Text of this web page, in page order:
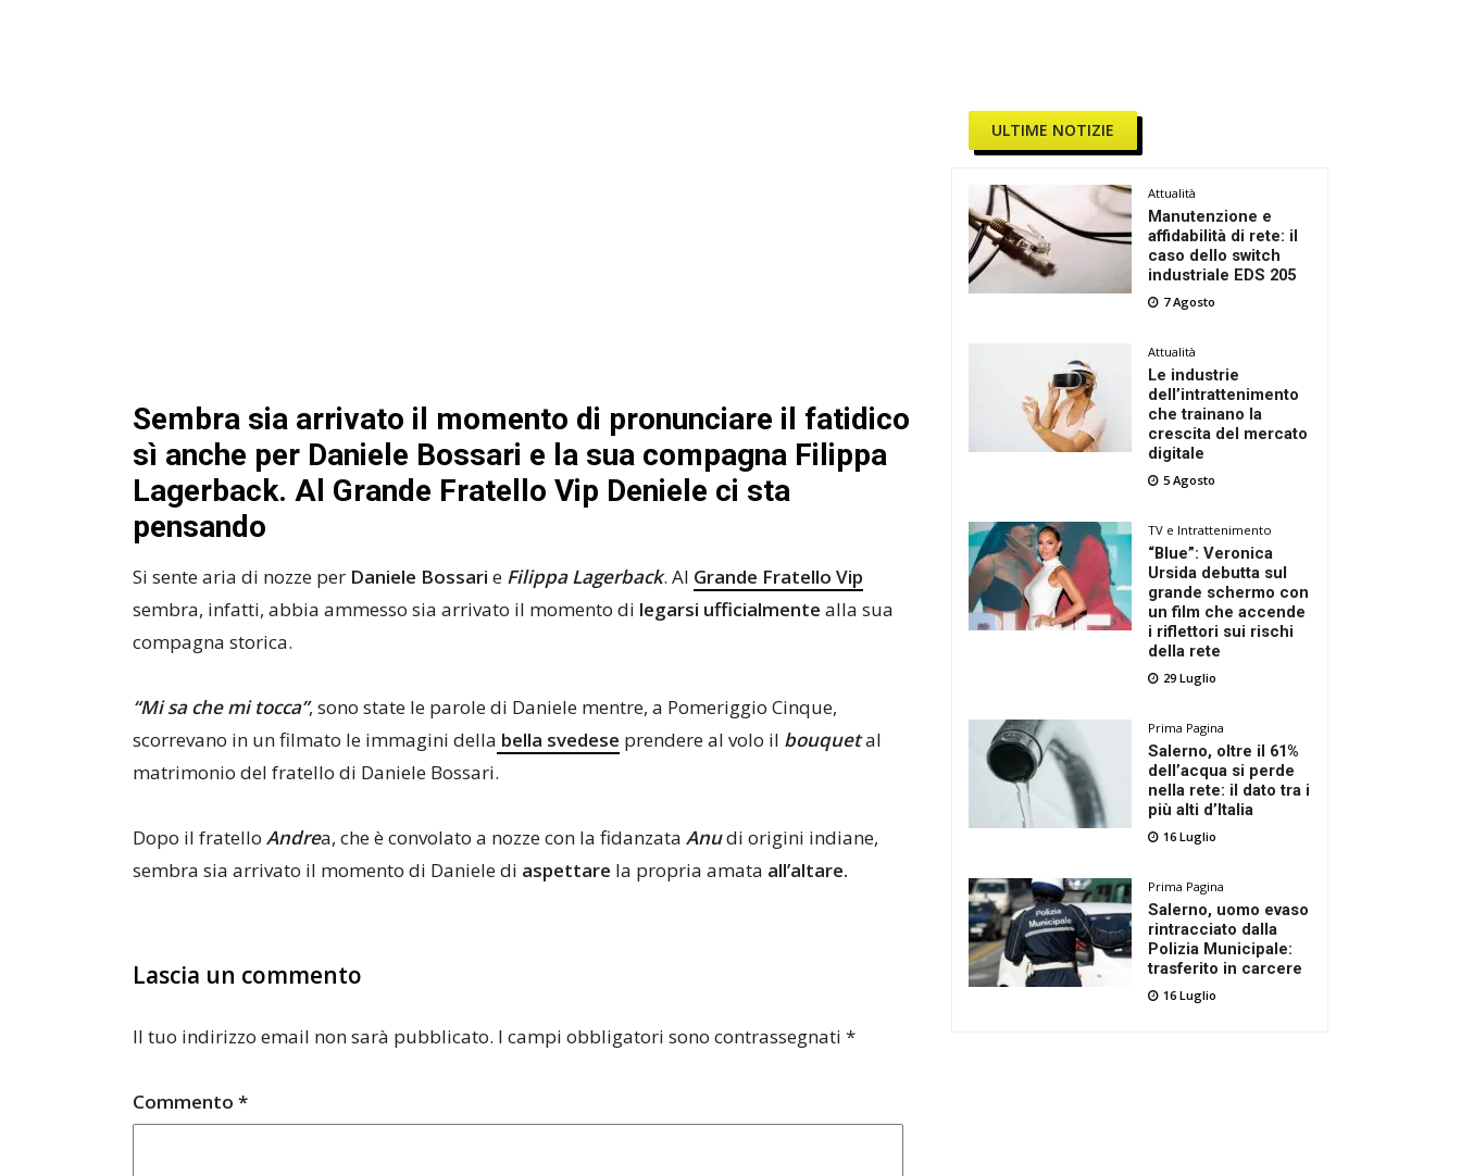
Sembra sia arrivato il momento di pronunciare il fatidico
sì anche per Daniele Bossari e la sua compagna Filippa
Lagerback. Al Grande Fratello Vip Deniele ci sta
pensando
Si sente aria di nozze per Daniele Bossari e Filippa Lagerback. Al Grande Fratello Vip
sembra, infatti, abbia ammesso sia arrivato il momento di legarsi ufficialmente alla sua
compagna storica.
“Mi sa che mi tocca”, sono state le parole di Daniele mentre, a Pomeriggio Cinque,
scorrevano in un filmato le immagini della bella svedese prendere al volo il bouquetal
matrimonio del fratello di Daniele Bossari.
Dopo il fratello Andrea, che è convolato a nozze con la fidanzata Anudi origini indiane,
sembra sia arrivato il momento di Daniele di aspettare la propria amata all’altare.
Lascia un commento
Il tuo indirizzo email non sarà pubblicato. I campi obbligatori sono contrassegnati *
Commento *
ULTIME NOTIZIE
Attualità
Manutenzione e
affidabilità di rete: il
caso dello switch
industriale EDS 205
7 Agosto
Attualità
Le industrie
dell’intrattenimento
che trainano la
crescita del mercato
digitale
5 Agosto
TV e Intrattenimento
“Blue”: Veronica
Ursida debutta sul
grande schermo con
un film che accende
i riflettori sui rischi
della rete
29 Luglio
Prima Pagina
Salerno, oltre il 61%
dell’acqua si perde
nella rete: il dato tra i
più alti d’Italia
16 Luglio
Prima Pagina
Salerno, uomo evaso
rintracciato dalla
Polizia Municipale:
trasferito in carcere
16 Luglio